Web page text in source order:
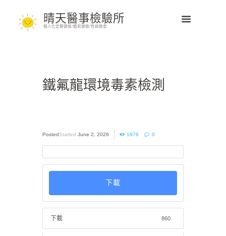
晴天醫事檢驗所
個人化定期健檢/婚前健檢/性病檢查
鐵氟龍環境毒素檢測
Started June 2, 2026 1976 0
下載
下載 860